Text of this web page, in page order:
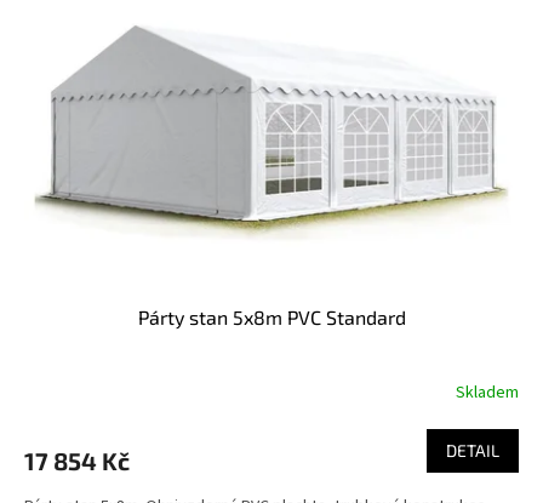
Párty stan 5x8m PVC Standard
Skladem
17 854 Kč DETAIL